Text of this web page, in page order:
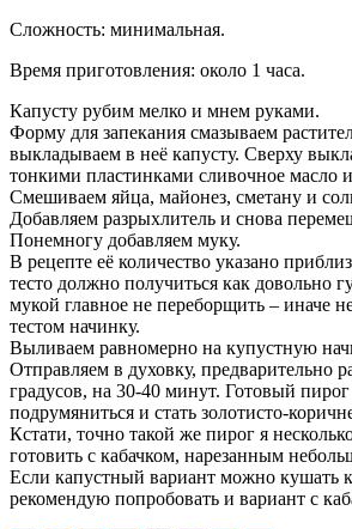
Сложность: минимальная.
Время приготовления: около 1 часа.
Капусту рубим мелко и мнем руками.
Форму для запекания смазываем
выкладываем в неё капусту. Сверху
тонкими пластинками сливочное масло
Смешиваем яйца, майонез, сметану и
Добавляем разрыхлитель и снова
Понемногу добавляем муку.
В рецепте её количество указано
тесто должно получиться как довольно
мукой главное не переборщить – иначе
тестом начинку.
Выливаем равномерно на купустную
Отправляем в духовку, предварительно
градусов, на 30-40 минут. Готовый
подрумяниться и стать золотисто-
Кстати, точно такой же пирог я
готовить с кабачком, нарезанным
Если капустный вариант можно кушать
рекомендую попробовать и вариант с